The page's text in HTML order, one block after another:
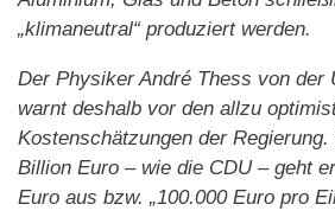
„klimaneutral“ produziert werden.
Der Physiker André Thess von der
warnt deshalb vor den allzu
Kostenschätzungen der
Billion Euro – wie die CDU – geht
Euro aus bzw. „100.000 Euro pro